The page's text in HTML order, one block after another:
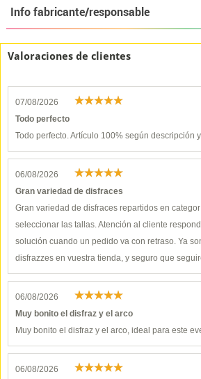
Info fabricante/responsable
Valoraciones de clientes
07/08/2026
Todo perfecto
Todo perfecto. Artículo 100% según descripción
06/08/2026
Gran variedad de disfraces
Gran variedad de disfraces repartidos en
seleccionar las tallas. Atención al cliente
solución cuando un pedido va con retraso. Ya
disfrazzes en vuestra tienda, y seguro que
06/08/2026
Muy bonito el disfraz y el arco
Muy bonito el disfraz y el arco, ideal para este
06/08/2026